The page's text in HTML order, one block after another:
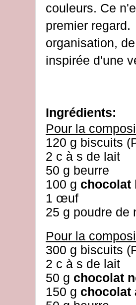
couleurs. Ce
premier
organisation,
inspirée d'une
Ingrédients:
Pour la
120 g biscuits
2 c à s de lait
50 g beurre
100 g chocolat
1 œuf
25 g poudre de
Pour la
300 g biscuits
2 c à s de lait
50 g chocolat
150 g chocolat